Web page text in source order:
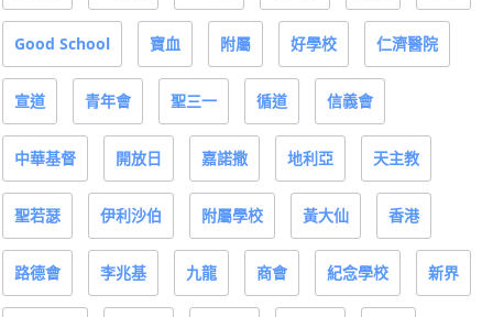
Good School 寶血 附屬 好學校 仁濟醫院
宣道 青年會 聖三一 循道 信義會
中華基督 開放日 嘉諾撒 地利亞 天主教
聖若瑟 伊利沙伯 附屬學校 黃大仙 香港
路德會 李兆基 九龍 商會 紀念學校 新界